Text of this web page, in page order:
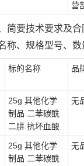
营
简要技术要求及合
称、规格型号、
标的名称 品
25g 其他化学
制品 二苯碳酰
二肼.抗坏血酸
无
25g 其他化学
制品 二苯碳酰
无